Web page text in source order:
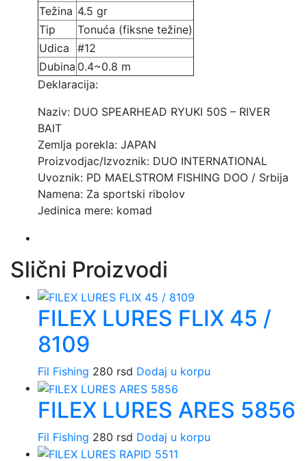
Težina 4.5 gr
Tip
Tonuća (fiksne težine)
Udica
#12
Dubina 0.4~0.8 m
Deklaracija:
Naziv: DUO SPEARHEAD RYUKI 50S – RIVER
BAIT
Zemlja porekla: JAPAN
Proizvodjac/Izvoznik: DUO INTERNATIONAL
Uvoznik: PD MAELSTROM FISHING DOO / Srbija
Namena: Za sportski ribolov
Jedinica mere: komad
Slični Proizvodi
FILEX LURES FLIX 45 /
8109
Fil Fishing 280 rsd Dodaj u korpu
FILEX LURES ARES 5856
Fil Fishing 280 rsd Dodaj u korpu